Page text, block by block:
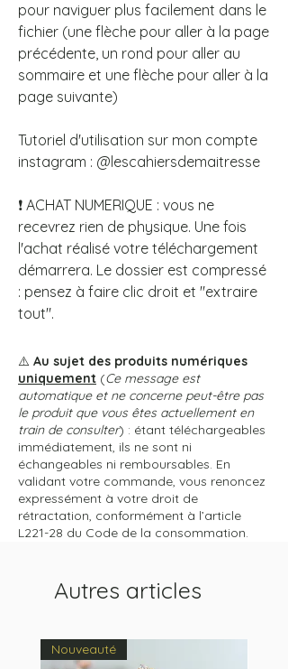
pour naviguer plus facilement dans le
fichier (une flèche pour aller à la page
précédente, un rond pour aller au
sommaire et une flèche pour aller à la
page suivante)
Tutoriel d'utilisation sur mon compte
instagram : @lescahiersdemaitresse
❗ ACHAT NUMERIQUE : vous ne
recevrez rien de physique. Une fois
l'achat réalisé votre téléchargement
démarrera. Le dossier est compressé
: pensez à faire clic droit et "extraire
tout".
⚠️ Au sujet des produits numériques
uniquement (Ce message est
automatique et ne concerne peut-être pas
le produit que vous êtes actuellement en
train de consulter) : étant téléchargeables
immédiatement, ils ne sont ni
échangeables ni remboursables. En
validant votre commande, vous renoncez
expressément à votre droit de
rétractation, conformément à l’article
L221-28 du Code de la consommation.
Autres articles
Nouveauté